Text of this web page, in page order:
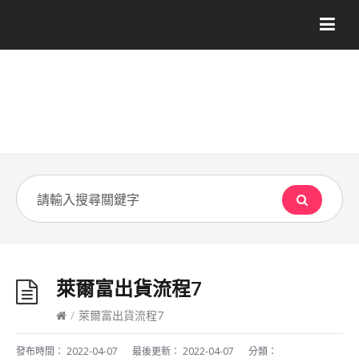
萊爾富出貨流程7
/ 萊爾富出貨流程7
發布時間： 2022-04-07 最後更新： 2022-04-07 分類：